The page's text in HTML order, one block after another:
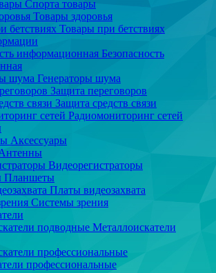
Спорта товары
Товары здоровья
Товары при бетствиях
Безопасность
Генераторы шума
Защита переговоров
Защита средств связи
Радиомониторинг сетей
Аксессуары
Видеорегистраторы
Планшеты
Платы видеозахвата
Системы зрения
Металлоискатели
профессиональные